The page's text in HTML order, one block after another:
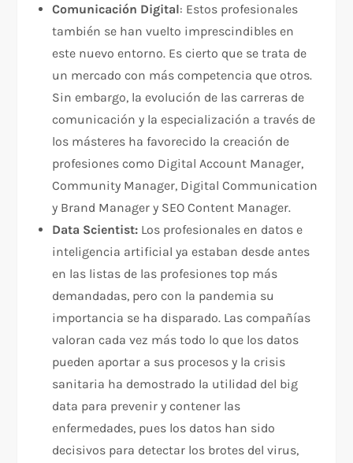
Comunicación Digital: Estos profesionales
también se han vuelto imprescindibles en
este nuevo entorno. Es cierto que se trata de
un mercado con más competencia que otros.
Sin embargo, la evolución de las carreras de
comunicación y la especialización a través de
los másteres ha favorecido la creación de
profesiones como Digital Account Manager,
Community Manager, Digital Communication
y Brand Manager y SEO Content Manager.
Data Scientist: Los profesionales en datos e
inteligencia artificial ya estaban desde antes
en las listas de las profesiones top más
demandadas, pero con la pandemia su
importancia se ha disparado. Las compañías
valoran cada vez más todo lo que los datos
pueden aportar a sus procesos y la crisis
sanitaria ha demostrado la utilidad del big
data para prevenir y contener las
enfermedades, pues los datos han sido
decisivos para detectar los brotes del virus,